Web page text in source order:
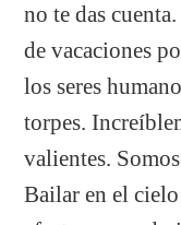
no te das
de vacaciones
los seres
torpes.
valientes.
Bailar en el